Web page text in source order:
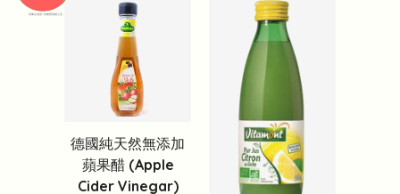
頭像生成器: 快樂家庭網上店
德國純天然無添加
蘋果醋 (Apple
Cider Vinegar)